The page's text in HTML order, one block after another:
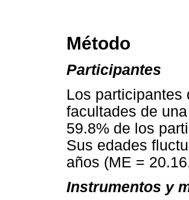
Método
Participantes
Los participantes
facultades de
59.8% de los
Sus edades
años (ME =
Instrumentos y